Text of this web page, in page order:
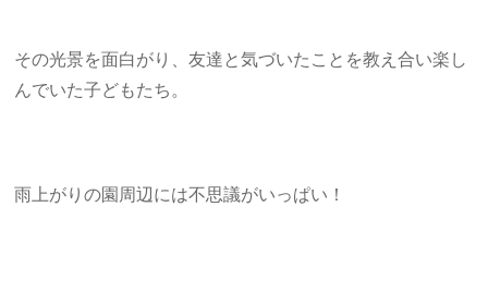
その光景を面白がり、友達と気づいたことを教え合い楽し
んでいた子どもたち。
雨上がりの園周辺には不思議がいっぱい！